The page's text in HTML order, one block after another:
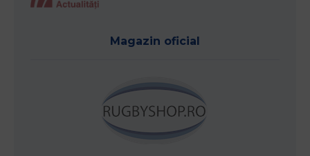
Magazin oficial